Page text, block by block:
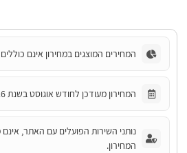
המחירים המוצגים במחירון אינם
המחירון מעודכן לחודש אוגוסט בשנת 2026.
נותני השירות הפועלים עם האתר, אינם
המחירון.